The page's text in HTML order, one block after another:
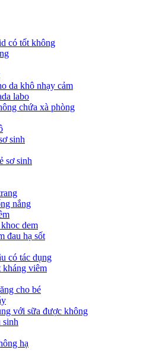
có tốt không
da khô nhạy cảm
labo
chứa xà phòng
sinh
sơ sinh
nắng
dem
đau hạ sốt
có tác dụng
kháng viêm
cho bé
với sữa được không
sinh
hạ